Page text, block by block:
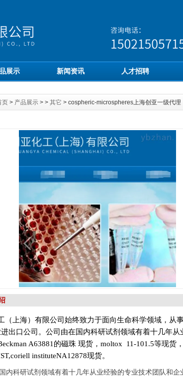
展示 新闻资讯 人才招聘
页 > 产品展示 > > 其它 > cospheric-microspheres上海创亚一级代理
（上海）有限公司始终致力于面向生命科学领域，从
出口公司。 公司由在国内科研试剂领域有着十几年
A63881的磁珠 现货，moltox 11-101.5等现货
instituteNA12878现货。
内科研试剂领域有着十几年从业经验的专业技术团队和